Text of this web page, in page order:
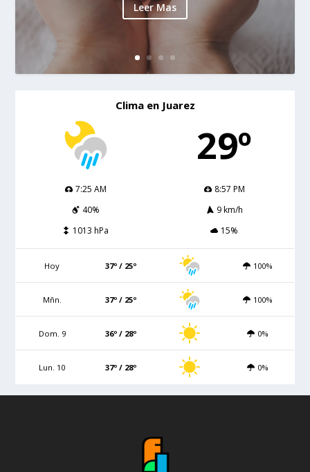
Leer Mas
Clima en Juarez
29º
7:25 AM
8:57 PM
40%
9 km/h
1013 hPa
15%
Hoy 37º / 25º 100%
Mñn. 37º / 25º 100%
Dom. 9 36º / 28º 0%
Lun. 10 37º / 28º 0%